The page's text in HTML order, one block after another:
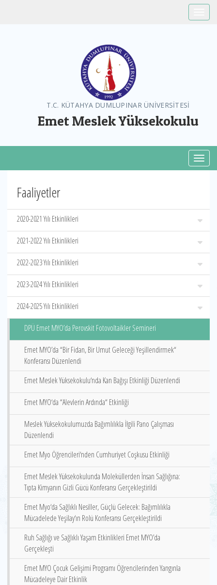
T.C. KÜTAHYA DUMLUPINAR ÜNİVERSİTESİ
Emet Meslek Yüksekokulu
Faaliyetler
2020-2021 Yılı Etkinlikleri
2021-2022 Yılı Etkinlikleri
2022-2023 Yılı Etkinlikleri
2023-2024 Yılı Etkinlikleri
2024-2025 Yılı Etkinlikleri
DPÜ Emet MYO’da Perovskit Fotovoltaikler Semineri
Emet MYO’da “Bir Fidan, Bir Umut Geleceği Yeşillendirmek“
Konferansı Düzenlendi
Emet Meslek Yüksekokulu‘nda Kan Bağışı Etkinliği Düzenlendi
Emet MYO‘da “Alevlerin Ardında“ Etkinliği
Meslek Yüksekokulumuzda Bağımlılıkla İlgili Pano Çalışması
Düzenlendi
Emet Myo Öğrencileri‘nden Cumhuriyet Coşkusu Etkinliği
Emet Meslek Yüksekokulunda Moleküllerden İnsan Sağlığına:
Tıpta Kimyanın Gizli Gücü Konferansı Gerçekleştirildi
Emet Myo‘da Sağlıklı Nesiller, Güçlü Gelecek: Bağımlılıkla
Mücadelede Yeşilay‘ın Rolü Konferansı Gerçekleştirildi
Ruh Sağlığı ve Sağlıklı Yaşam Etkinlikleri Emet MYO’da
Gerçekleşti
Emet MYO Çocuk Gelişimi Programı Öğrencilerinden Yangınla
Mücadeleye Dair Etkinlik